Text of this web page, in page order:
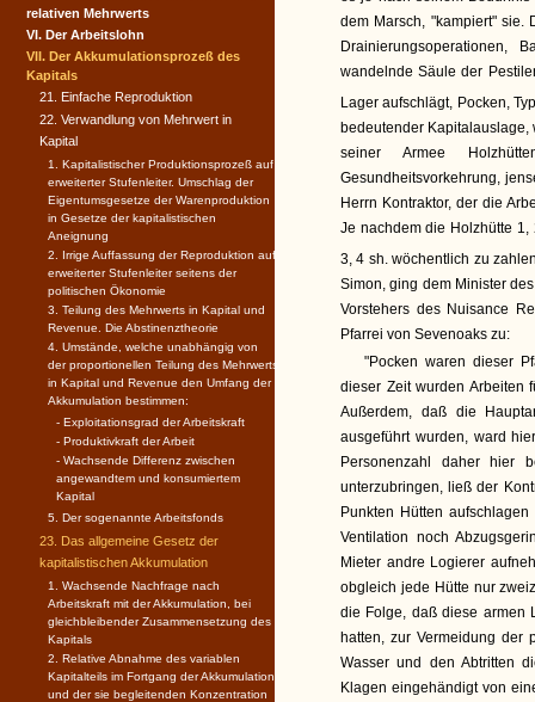
dem Marsch, "kampiert" sie.
Drainierungsoperationen,
wandelnde Säule der
Lager aufschlägt, Pocken,
bedeutender Kapitalauslage,
seiner Armee
Gesundheitsvorkehrung,
Herrn Kontraktor, der die
Je nachdem die Holzhütte 1,
3, 4 sh. wöchentlich zu
Simon, ging dem Minister
Vorstehers des Nuisance
Pfarrei von Sevenoaks zu:
"Pocken waren dieser
dieser Zeit wurden Arbeiten
Außerdem, daß die
ausgeführt wurden, ward
Personenzahl daher hier
unterzubringen, ließ der
Punkten Hütten
Ventilation noch
Mieter andre Logierer
obgleich jede Hütte nur
die Folge, daß diese armen
hatten, zur Vermeidung der
Wasser und den Abtritten
Klagen eingehändigt von
relativen Mehrwerts
VI. Der Arbeitslohn
VII. Der Akkumulationsprozeß des
Kapitals
21. Einfache Reproduktion
22. Verwandlung von Mehrwert in
Kapital
1. Kapitalistischer Produktionsprozeß auf
erweiterter Stufenleiter. Umschlag der
Eigentumsgesetze der Warenproduktion
in Gesetze der kapitalistischen
Aneignung
2. Irrige Auffassung der Reproduktion auf
erweiterter Stufenleiter seitens der
politischen Ökonomie
3. Teilung des Mehrwerts in Kapital und
Revenue. Die Abstinenztheorie
4. Umstände, welche unabhängig von
der proportionellen Teilung des Mehrwerts
in Kapital und Revenue den Umfang der
Akkumulation bestimmen:
- Exploitationsgrad der Arbeitskraft
- Produktivkraft der Arbeit
- Wachsende Differenz zwischen
angewandtem und konsumiertem
Kapital
5. Der sogenannte Arbeitsfonds
23. Das allgemeine Gesetz der
kapitalistischen Akkumulation
1. Wachsende Nachfrage nach
Arbeitskraft mit der Akkumulation, bei
gleichbleibender Zusammensetzung des
Kapitals
2. Relative Abnahme des variablen
Kapitalteils im Fortgang der Akkumulation
und der sie begleitenden Konzentration